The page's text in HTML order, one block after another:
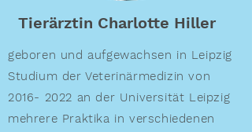
Tierärztin Charlotte Hiller
geboren und aufgewachsen in Leipzig
Studium der Veterinärmedizin von
2016- 2022 an der Universität Leipzig
mehrere Praktika in verschiedenen